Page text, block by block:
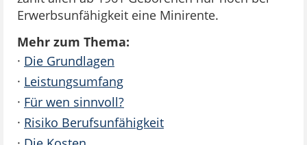
Erwerbsunfähigkeit eine Minirente.
Mehr zum Thema:
· Die Grundlagen
· Leistungsumfang
· Für wen sinnvoll?
· Risiko Berufsunfähigkeit